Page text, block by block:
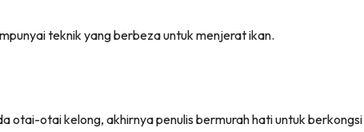
teknik yang berbeza untuk menjerat ikan.
otai-otai kelong, akhirnya penulis bermurah hati untuk